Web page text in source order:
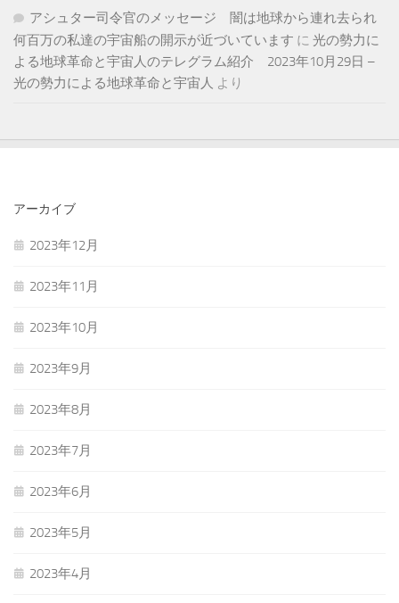
アシュター司令官のメッセージ 闇は地球から連れ去られ
何百万の私達の宇宙船の開示が近づいています に 光の勢力に
よる地球革命と宇宙人のテレグラム紹介 2023年10月29日 –
光の勢力による地球革命と宇宙人 より
アーカイブ
2023年12月
2023年11月
2023年10月
2023年9月
2023年8月
2023年7月
2023年6月
2023年5月
2023年4月